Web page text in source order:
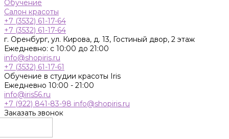
Обучение
Салон красоты
+7 (3532) 61-17-64
+7 (3532) 61-17-64
г. Оренбург, ул. Кирова, д. 13, Гостиный двор, 2 этаж
Ежедневно: с 10:00 до 21:00
info@shopiris.ru
+7 (3532) 61-17-61
Обучение в студии красоты Iris
Ежедневно 10:00 - 21:00
info@iris56.ru
+7 (922) 841-83-98 info@shopiris.ru
Заказать звонок